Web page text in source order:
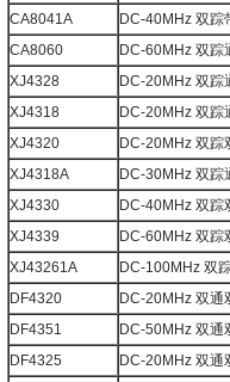
CA8041A
DC-40MHz 双踪
CA8060
DC-60MHz 双踪
XJ4328
DC-20MHz 双踪
XJ4318
DC-20MHz 双踪
XJ4320
DC-20MHz 双踪
XJ4318A
DC-30MHz 双踪
XJ4330
DC-40MHz 双踪
XJ4339
DC-60MHz 双踪
XJ43261A
DC-100MHz 双
DF4320
DC-20MHz 双通
DF4351
DC-50MHz 双通
DF4325
DC-20MHz 双通